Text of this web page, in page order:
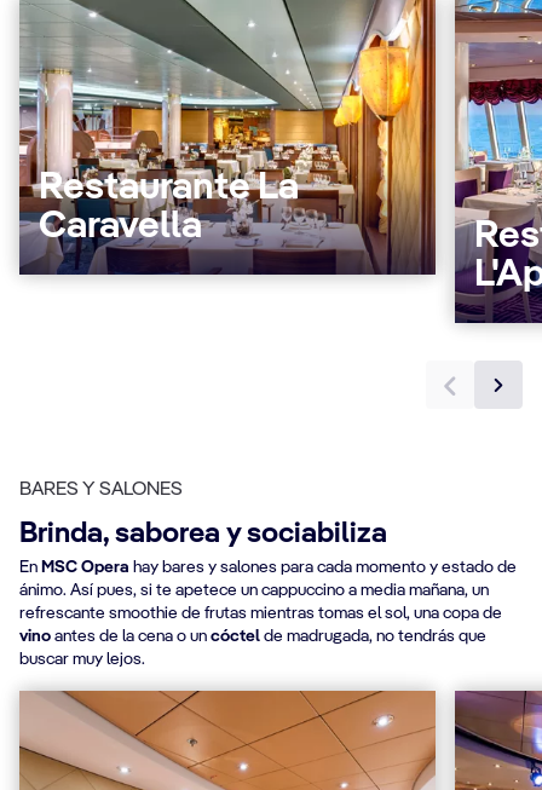
Restaurante La
Caravella
BARES Y SALONES
Brinda, saborea y sociabiliza
En MSC Opera hay bares y salones para cada momento y estado de
ánimo. Así pues, si te apetece un cappuccino a media mañana, un
refrescante smoothie de frutas mientras tomas el sol, una copa de
vino antes de la cena o un cóctel de madrugada, no tendrás que
buscar muy lejos.